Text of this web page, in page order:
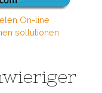
On-line
sollutionen